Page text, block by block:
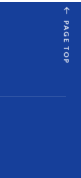
PAGE TOP